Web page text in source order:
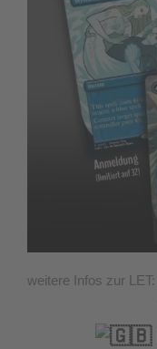
weitere Infos zur LET: